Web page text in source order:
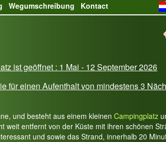
Wegumschreibung Kontact
ist geöffnet : 1 Mai - 12 September 2026
für einen Aufenthalt von mindestens 3
und besteht aus einem kleinen Campingplatz
weit entfernt von der Küste mit ihren schönen
und sowie das Strand, innerhalb 20